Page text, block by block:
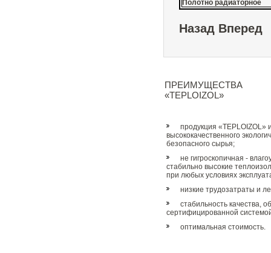
Полотно радиаторное
Назад Вперед
«TEPLOIZOL»
продукция «TEPLOIZOL»
высококачественного
безопасного сырья;
не гигроскопичная -
стабильно высокие
при любых условиях
низкие трудозатраты и
стабильность качества,
сертифицированной
оптимальная стоимость.